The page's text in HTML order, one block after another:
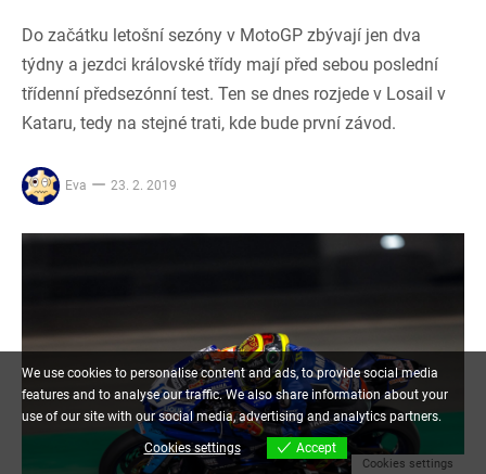
Do začátku letošní sezóny v MotoGP zbývají jen dva
týdny a jezdci královské třídy mají před sebou poslední
třídenní předsezónní test. Ten se dnes rozjede v Losail v
Kataru, tedy na stejné trati, kde bude první závod.
Eva 23. 2. 2019
We use cookies to personalise content and ads, to provide social media
features and to analyse our traffic. We also share information about your
use of our site with our social media, advertising and analytics partners.
Cookies settings Accept
Cookies settings